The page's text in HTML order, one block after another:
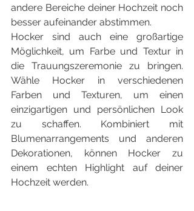
andere Bereiche deiner Hochzeit noch
besser aufeinander abstimmen.
Hocker sind auch eine großartige
Möglichkeit, um Farbe und Textur in
die Trauungszeremonie zu bringen.
Wähle Hocker in verschiedenen
Farben und Texturen, um einen
einzigartigen und persönlichen Look
zu schaffen. Kombiniert mit
Blumenarrangements und anderen
Dekorationen, können Hocker zu
einem echten Highlight auf deiner
Hochzeit werden.